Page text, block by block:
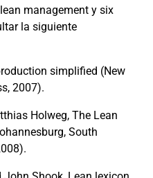
management y six
la siguiente
simplified (New
2007).
Holweg, The Lean
South